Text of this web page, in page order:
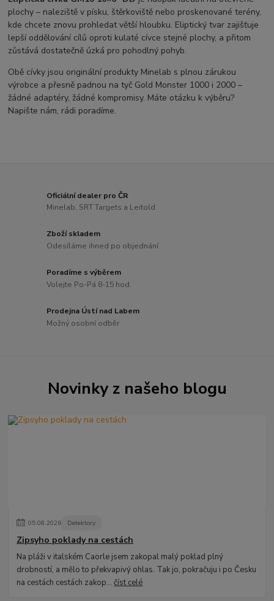
plochy – naleziště v písku, štěrkoviště nebo proskenované terény,
kde chcete znovu prohledat větší hloubku. Eliptický tvar zajišťuje
lepší oddělování cílů oproti kulaté cívce stejné plochy, a přitom
zůstává dostatečně úzká pro pohodlný pohyb.
Obě cívky jsou originální produkty Minelab s plnou zárukou
výrobce a přesně padnou na tyč Gold Monster 1000 i 2000 –
žádné adaptéry, žádné kompromisy. Máte otázku k výběru?
Napište nám, rádi poradíme.
Oficiální dealer pro ČR
Minelab, SRT Targets a Leitold
Zboží skladem
Odesíláme ihned po objednání
Poradíme s výběrem
Volejte Po-Pá 8-15 hod.
Prodejna Ústí nad Labem
Možný osobní odběr
Novinky z našeho blogu
05.08.2026 Detektory
Zipsyho poklady na cestách
Na pláži v italském Caorle jsem zakopal malý poklad plný
drobností, a mělo to překvapivý ohlas. Tak jo, pokračuju i po Česku
na cestách cestách zakop...číst celé